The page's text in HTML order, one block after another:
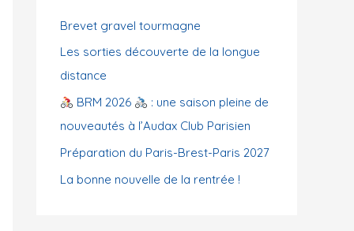
r
i
e
s
Brevet gravel tourmagne
Les sorties découverte de la longue
distance
BRM 2026
: une saison pleine de
nouveautés à l’Audax Club Parisien
Préparation du Paris-Brest-Paris 2027
La bonne nouvelle de la rentrée !